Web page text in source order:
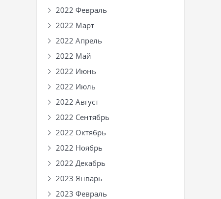
2022 Февраль
2022 Март
2022 Апрель
2022 Май
2022 Июнь
2022 Июль
2022 Август
2022 Сентябрь
2022 Октябрь
2022 Ноябрь
2022 Декабрь
2023 Январь
2023 Февраль